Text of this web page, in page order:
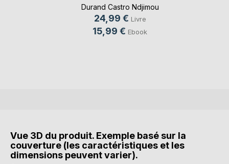
Durand Castro Ndjimou
24,99 € Livre
15,99 € Ebook
Vue 3D du produit. Exemple basé sur la
couverture (les caractéristiques et les
dimensions peuvent varier).